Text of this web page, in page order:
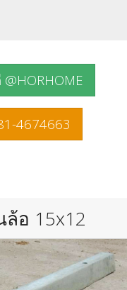
4674663
อ 15x12